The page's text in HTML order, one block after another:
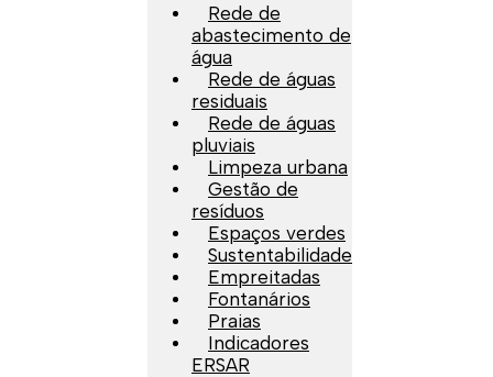
Rede de
abastecimento de
água
Rede de águas
residuais
Rede de águas
pluviais
Limpeza urbana
Gestão de
resíduos
Espaços verdes
Sustentabilidade
Empreitadas
Fontanários
Praias
Indicadores
ERSAR